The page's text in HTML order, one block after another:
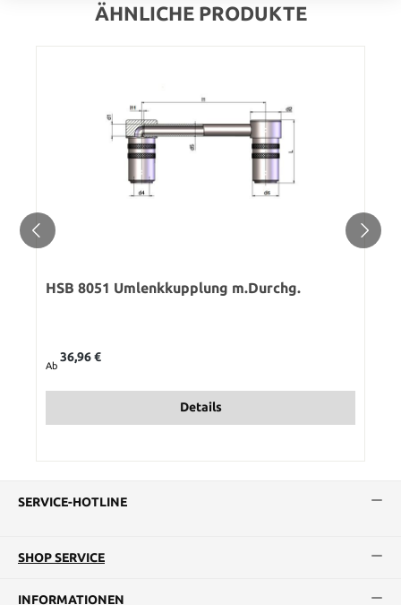
ÄHNLICHE PRODUKTE
HSB 8051 Umlenkkupplung m.Durchg.
Ab
36,96 €
Details
SERVICE-HOTLINE
SHOP SERVICE
INFORMATIONEN